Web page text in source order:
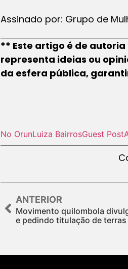
Assinado por: Grupo de
** Este artigo é de autoria
representa ideias ou
da esfera pública,
No OrunLuiza BairrosGuest Post
ANTERIOR
Movimento quilombola
e pedindo titulação de terras